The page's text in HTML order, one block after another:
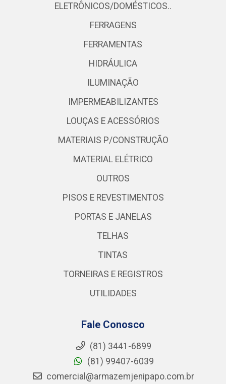
ELETRÔNICOS/DOMÉSTICOS..
FERRAGENS
FERRAMENTAS
HIDRÁULICA
ILUMINAÇÃO
IMPERMEABILIZANTES
LOUÇAS E ACESSÓRIOS
MATERIAIS P/CONSTRUÇÃO
MATERIAL ELÉTRICO
OUTROS
PISOS E REVESTIMENTOS
PORTAS E JANELAS
TELHAS
TINTAS
TORNEIRAS E REGISTROS
UTILIDADES
Fale Conosco
(81) 3441-6899
(81) 99407-6039
comercial@armazemjenipapo.com.br